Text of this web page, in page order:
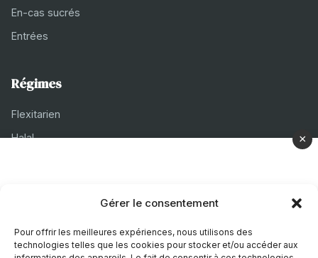
Gérer le consentement
Pour offrir les meilleures expériences, nous utilisons des
technologies telles que les cookies pour stocker et/ou accéder aux
En-cas sucrés
Entrées
Régimes
Flexitarien
Halal
À propos
Mentions légales
×